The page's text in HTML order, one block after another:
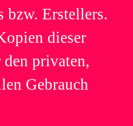
bzw. Erstel­lers.
die­ser
pri­va­ten,
Gebrauch